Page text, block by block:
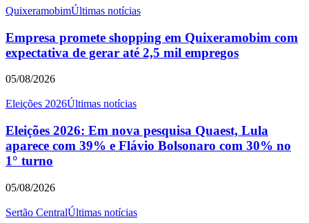
QuixeramobimÚltimas notícias
Empresa promete shopping em Quixeramobim com
expectativa de gerar até 2,5 mil empregos
05/08/2026
Eleições 2026Últimas notícias
Eleições 2026: Em nova pesquisa Quaest, Lula
aparece com 39% e Flávio Bolsonaro com 30% no
1° turno
05/08/2026
Sertão CentralÚltimas notícias